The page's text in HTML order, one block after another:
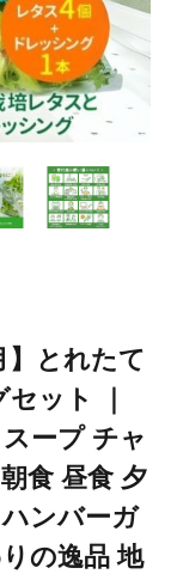
】とれたて
ット ｜
ープ チャ
食 昼食 夕
ンバーガ
の逸品 地